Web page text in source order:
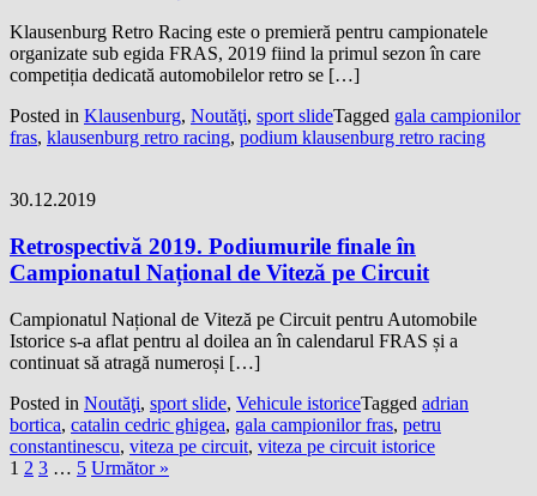
Klausenburg Retro Racing este o premieră pentru campionatele
organizate sub egida FRAS, 2019 fiind la primul sezon în care
competiția dedicată automobilelor retro se […]
Posted in Klausenburg, Noutăţi, sport slideTagged gala campionilor
fras, klausenburg retro racing, podium klausenburg retro racing
30.12.2019
Retrospectivă 2019. Podiumurile finale în
Campionatul Național de Viteză pe Circuit
Campionatul Național de Viteză pe Circuit pentru Automobile
Istorice s-a aflat pentru al doilea an în calendarul FRAS și a
continuat să atragă numeroși […]
Posted in Noutăţi, sport slide, Vehicule istoriceTagged adrian
bortica, catalin cedric ghigea, gala campionilor fras, petru
constantinescu, viteza pe circuit, viteza pe circuit istorice
1 2 3 … 5 Următor »